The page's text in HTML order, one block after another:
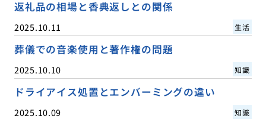
返礼品の相場と香典返しとの関係
2025.10.11 生活
葬儀での音楽使用と著作権の問題
2025.10.10 知識
ドライアイス処置とエンバーミングの違い
2025.10.09 知識